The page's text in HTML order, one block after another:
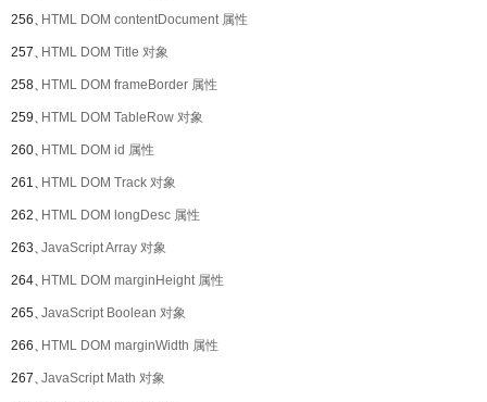
256、HTML DOM contentDocument 属性
257、HTML DOM Title 对象
258、HTML DOM frameBorder 属性
259、HTML DOM TableRow 对象
260、HTML DOM id 属性
261、HTML DOM Track 对象
262、HTML DOM longDesc 属性
263、JavaScript Array 对象
264、HTML DOM marginHeight 属性
265、JavaScript Boolean 对象
266、HTML DOM marginWidth 属性
267、JavaScript Math 对象